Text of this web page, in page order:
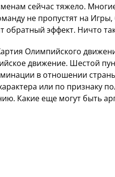
сейчас тяжело.
не пропустят на
обратный эффект. Ничто
Олимпийского
движение. Шестой
в отношении
или по признаку
Какие еще могут быть